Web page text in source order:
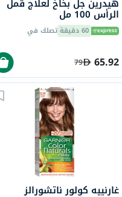
هيدرين جل بخاخ لعلاج قمل
الرأس 100 مل
60 دقيقة تصلك في
65.92
79
غارنييه كولور ناتشورالز